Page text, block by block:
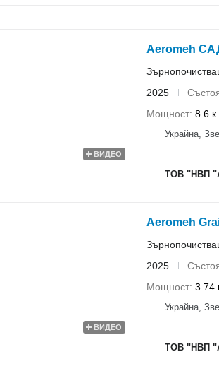
ВИДЕО
Aeromeh
2025
Мощност 8.6
Украйна,
ТОВ "НВП
ВИДЕО
Aeromeh
2025
Мощност 3.74
Украйна,
ТОВ "НВП